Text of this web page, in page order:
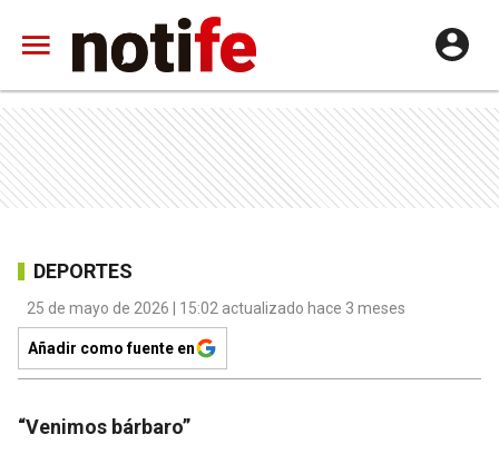
DEPORTES
25 de mayo de 2026 | 15:02 actualizado hace 3 meses
Añadir como fuente en
“Venimos bárbaro”